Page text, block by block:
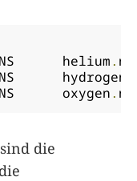
		IN	NS	helium
. ns
		IN	NS	hydrogen
		IN	NS	oxygen
. ns
die